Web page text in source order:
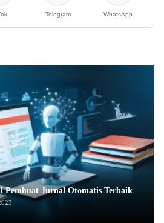
Telegram WhatsApp
Pembuat Jurnal Otomatis Terbaik